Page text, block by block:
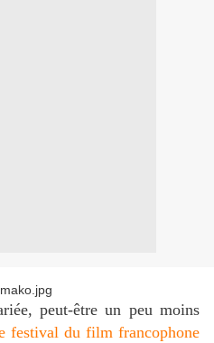
peut-être un peu moins
festival du film francophone